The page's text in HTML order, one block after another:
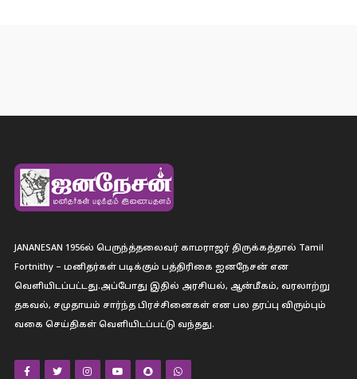
JANANESAN 1956ல் பெருந்த்தலைவர் காமராஜர் திருக்கத்தால் Tamil
Fortnithy – மனிதர்கள் படிக்கும் பத்திரிகை ஐனநேசன் என
வெளியிடப்பட்டது.அப்போது இதில் அரசியல், ஆன்மீகம், வரலாற்று
தகவல், சமுதாயம் சார்ந்த பிரச்சினைகள் என பல தரப்பு விரும்பும்
வகை செய்திகள் வெளியிடப்பட்டு வந்தது.